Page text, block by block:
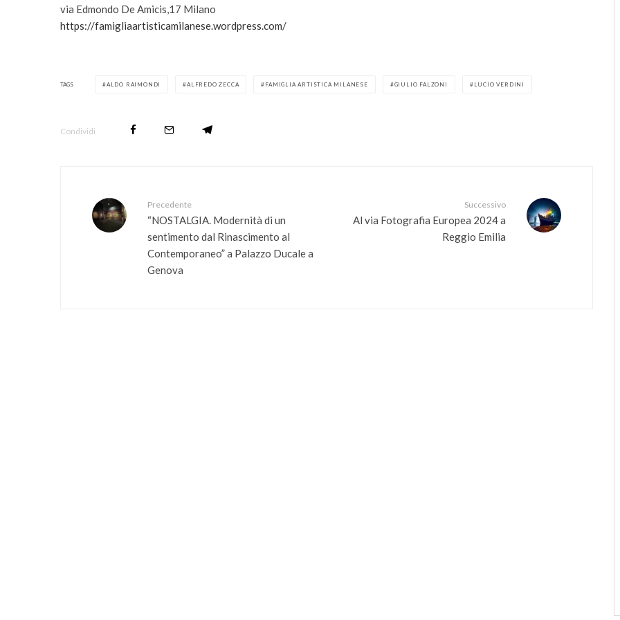
via Edmondo De Amicis,17 Milano
https://famigliaartisticamilanese.wordpress.com/
TAGS ALDO RAIMONDI ALFREDO ZECCA FAMIGLIA ARTISTICA MILANESE GIULIO FALZONI LUCIO VERDINI
Condividi
Precedente
“NOSTALGIA. Modernità di un
sentimento dal Rinascimento al
Contemporaneo” a Palazzo Ducale a
Genova
Successivo
Al via Fotografia Europea 2024 a
Reggio Emilia